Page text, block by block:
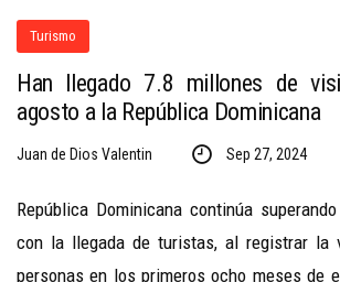
Turismo
Han llegado 7.8 millones de
agosto a la República Dominicana
Juan de Dios Valentin Sep 27, 2024
República Dominicana continúa
con la llegada de turistas, al registrar la
personas en los primeros ocho meses de